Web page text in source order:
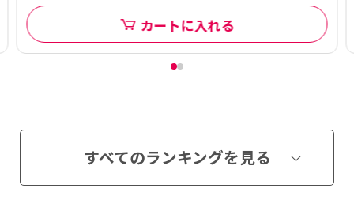
カートに入れる
すべてのランキングを見る